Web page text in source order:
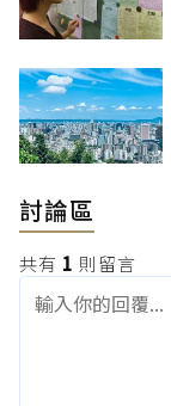
討論區
共有 1 則留言